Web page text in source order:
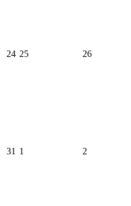
24 25 26
31 1 2